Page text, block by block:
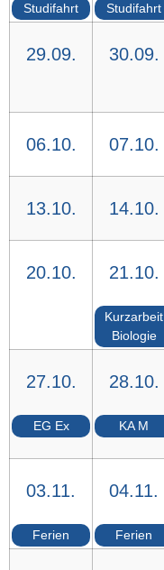
Studifahrt Studifahrt
29.09. 30.09.
06.10. 07.10.
13.10. 14.10.
20.10. 21.10.
Kurzarbeit
Biologie
27.10.
EG Ex
28.10.
KA M
03.11.
Ferien
04.11.
Ferien